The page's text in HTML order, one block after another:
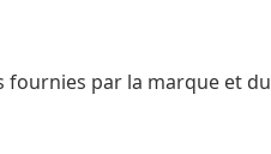
fournies par la marque et du